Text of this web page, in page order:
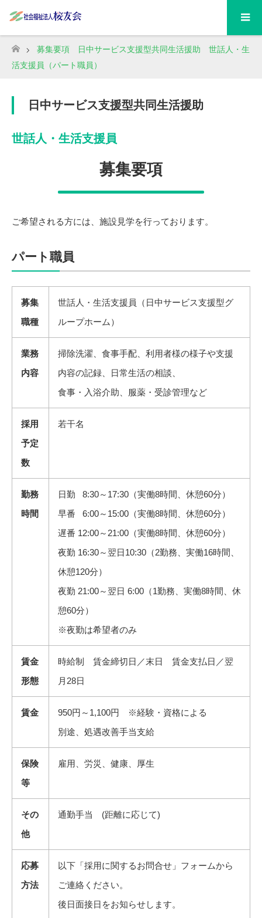
ホーム
募集要項 日中サービス支援型共同生活援助 世話人・生
活支援員（パート職員）
日中サービス支援型共同生活援助
世話人・生活支援員
募集要項
ご希望される方には、施設見学を行っております。
パート職員
募集
職種
世話人・生活支援員（日中サービス支援型グ
ループホーム）
業務
内容
掃除洗濯、食事手配、利用者様の様子や支援
内容の記録、日常生活の相談、
食事・入浴介助、服薬・受診管理など
採用
予定
数
若干名
勤務
時間
日勤 8:30～17:30（実働8時間、休憩60分）
早番 6:00～15:00（実働8時間、休憩60分）
遅番 12:00～21:00（実働8時間、休憩60分）
夜勤 16:30～翌日10:30（2勤務、実働16時間、
休憩120分）
夜勤 21:00～翌日 6:00（1勤務、実働8時間、休
憩60分）
※夜勤は希望者のみ
賃金
形態
時給制 賃金締切日／末日 賃金支払日／翌
月28日
賃金
950円～1,100円 ※経験・資格による
別途、処遇改善手当支給
保険
等
雇用、労災、健康、厚生
その
他
通勤手当 (距離に応じて)
応募
方法
以下「採用に関するお問合せ」フォームから
ご連絡ください。
後日面接日をお知らせします。